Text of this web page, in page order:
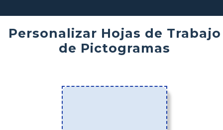
Personalizar Hojas de Trabajo
de Pictogramas